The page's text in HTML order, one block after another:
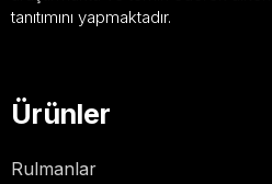
tanıtımını yapmaktadır.
Ürünler
Rulmanlar